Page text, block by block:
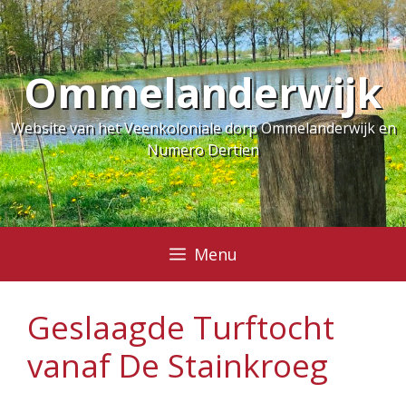
Ga
naar
de
inhoudOmmelanderwijk
Website van het Veenkoloniale dorp Ommelanderwijk en
Numero Dertien
Menu
Geslaagde Turftocht
vanaf De Stainkroeg